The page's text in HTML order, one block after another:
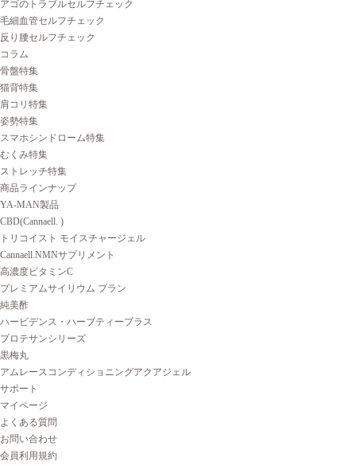
アゴのトラブルセルフチェック
毛細血管セルフチェック
反り腰セルフチェック
コラム
骨盤特集
猫背特集
肩コリ特集
姿勢特集
スマホシンドローム特集
むくみ特集
ストレッチ特集
商品ラインナップ
YA-MAN製品
CBD(Cannaell. )
トリコイスト モイスチャージェル
Cannaell.NMNサプリメント
高濃度ビタミンC
プレミアムサイリウム プラン
純美酢
ハービデンス・ハーブティープラス
プロテサンシリーズ
黒梅丸
アムレースコンディショニングアクアジェル
サポート
マイページ
よくある質問
お問い合わせ
会員利用規約